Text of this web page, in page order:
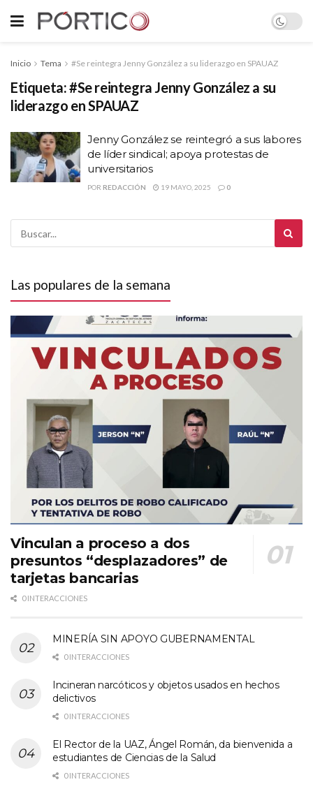
Inicio Tema #Se reintegra Jenny González a su liderazgo en SPAUAZ
Etiqueta:#Se reintegra Jenny González a su
liderazgo en SPAUAZ
Jenny González se reintegró a sus labores
de líder sindical; apoya protestas de
universitarios
POR REDACCIÓN 19 MAYO, 2025 0
Las populares de la semana
Vinculan a proceso a dos
presuntos “desplazadores” de
tarjetas bancarias
0 INTERACCIONES
MINERÍA SIN APOYO GUBERNAMENTAL
0 INTERACCIONES
Incineran narcóticos y objetos usados en hechos
delictivos
0 INTERACCIONES
El Rector de la UAZ, Ángel Román, da bienvenida a
estudiantes de Ciencias de la Salud
0 INTERACCIONES